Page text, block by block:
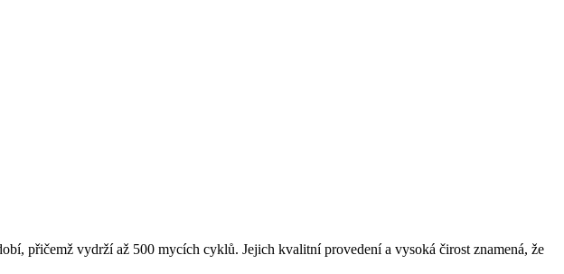
přičemž vydrží až 500 mycích cyklů. Jejich kvalitní provedení a vysoká čirost znamená, že